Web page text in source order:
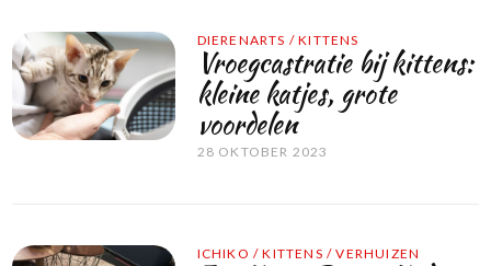
DIERENARTS /KITTENS
Vroegcastratie bij kittens:
kleine katjes, grote
voordelen
28 OKTOBER 2023
ICHIKO /KITTENS /VERHUIZEN